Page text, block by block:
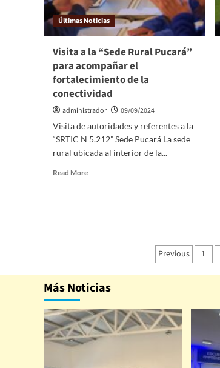
Últimas Noticias
Visita a la “Sede Rural Pucará”
para acompañar el
fortalecimiento de la
conectividad
administrador
09/09/2024
Visita de autoridades y referentes a la
“SRTIC N 5.212” Sede Pucará La sede
rural ubicada al interior de la...
Read More
Previous 1
Más Noticias